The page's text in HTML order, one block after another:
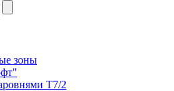
зоны
Т7/2